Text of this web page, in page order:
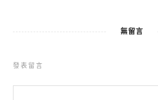
無留言
發表留言